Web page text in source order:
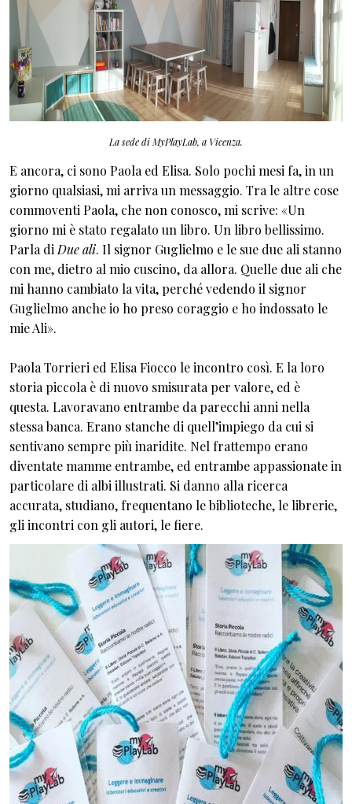
La sede di MyPlayLab, a Vicenza.
E ancora, ci sono Paola ed Elisa. Solo pochi mesi fa, in un
giorno qualsiasi, mi arriva un messaggio. Tra le altre cose
commoventi Paola, che non conosco, mi scrive: «Un
giorno mi è stato regalato un libro. Un libro bellissimo.
Parla di Due ali. Il signor Guglielmo e le sue due ali stanno
con me, dietro al mio cuscino, da allora. Quelle due ali che
mi hanno cambiato la vita, perché vedendo il signor
Guglielmo anche io ho preso coraggio e ho indossato le
mie Ali».
Paola Torrieri ed Elisa Fiocco le incontro così. E la loro
storia piccola è di nuovo smisurata per valore, ed è
questa. Lavoravano entrambe da parecchi anni nella
stessa banca. Erano stanche di quell’impiego da cui si
sentivano sempre più inaridite. Nel frattempo erano
diventate mamme entrambe, ed entrambe appassionate in
particolare di albi illustrati. Si danno alla ricerca
accurata, studiano, frequentano le biblioteche, le librerie,
gli incontri con gli autori, le fiere.